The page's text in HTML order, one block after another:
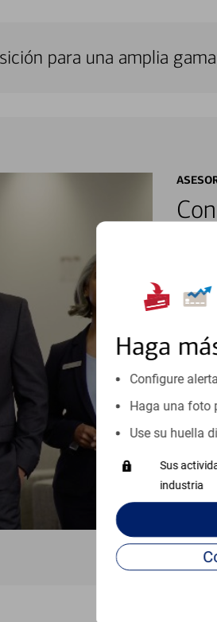
Haga
Configure
Haga una foto
Use su huella
Sus
industria
para una amplia
inicio
esté
Vea si